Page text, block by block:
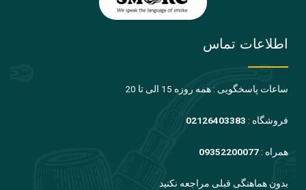
اطلاعات تماس
ساعات پاسخگویی : همه روزه 15 الی تا 20
فروشگاه : 02126403383
همراه : 09352200077
بدون هماهنگی قبلی مراجعه نکنید